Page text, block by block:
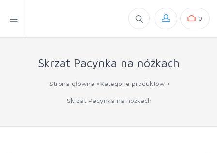
0
Skrzat Pacynka na nóżkach
Strona główna Kategorie produktów
Skrzat Pacynka na nóżkach